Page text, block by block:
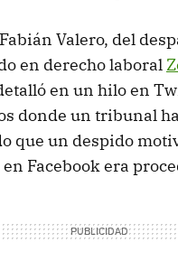
Valero, del
en derecho laboral
en un hilo en
donde un tribunal
que un despido
Facebook era